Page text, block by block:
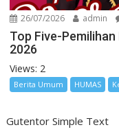
26/07/2026 admin
Top Five-
2026
Views: 2
Berita Umum HUMAS
Gutentor Simple Text